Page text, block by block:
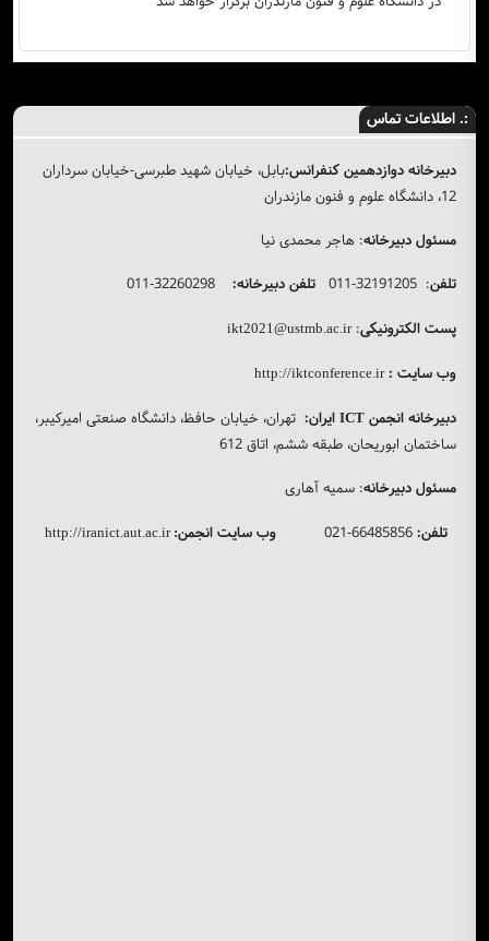
:. اطلاعات تماس
دبیرخانه دوازدهمین کنفرانس:بابل، خیابان شهید طبرسی-خیابان سرداران
12، دانشگاه علوم و فنون مازندران
مسئول دبیرخانه: هاجر محمدی نیا
تلفن: 32191205-011 تلفن دبیرخانه: 32260298-011
پست الکترونیکی:
ikt2021@ustmb.ac.ir
وب سایت :http://iktconference.ir
دبیرخانه انجمن ICT ایران: تهران، خیابان حافظ، دانشگاه صنعتی امیرکیبر،
ساختمان ابوریحان، طبقه ششم، اتاق 612
مسئول دبیرخانه: سمیه آهاری
تلفن:
وب سایت انجمن:
http://iranict.aut.ac.ir